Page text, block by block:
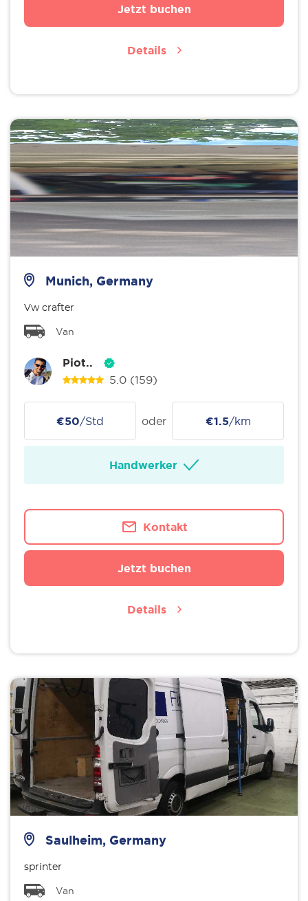
Jetzt buchen
Details
Munich, Germany
Vw crafter
Van
Piot..
5.0 (159)
€50/Std oder €1.5/km
Handwerker
Kontakt
Jetzt buchen
Details
Saulheim, Germany
sprinter
Van